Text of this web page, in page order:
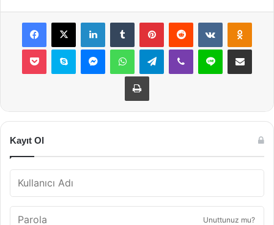
Facebook
X LinkedInTumblr PinterestReddit VKontakte
Pocket Skype MessengerWhatsAppTelegramViber Line E-Posta ile
Yazdır
Kayıt Ol
Unuttunuz mu?